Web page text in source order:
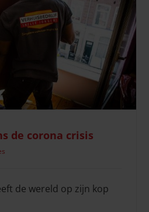
de corona crisis
de wereld op zijn kop